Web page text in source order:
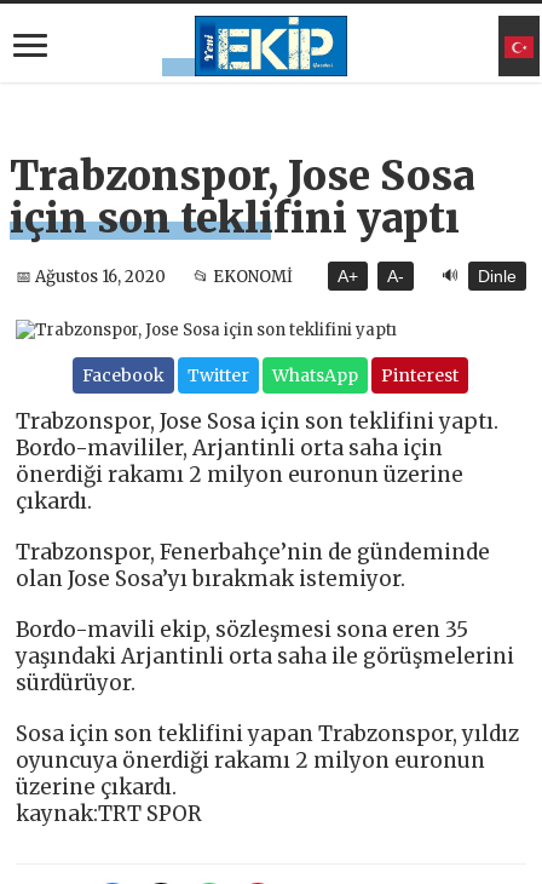
Trabzonspor, Jose Sosa
için son teklifini yaptı
📅 Ağustos 16, 2020 📂 EKONOMİ A+ A- 🔊 Dinle
Facebook Twitter WhatsApp Pinterest
Trabzonspor, Jose Sosa için son teklifini yaptı.
Bordo-mavililer, Arjantinli orta saha için
önerdiği rakamı 2 milyon euronun üzerine
çıkardı.
Trabzonspor, Fenerbahçe’nin de gündeminde
olan Jose Sosa’yı bırakmak istemiyor.
Bordo-mavili ekip, sözleşmesi sona eren 35
yaşındaki Arjantinli orta saha ile görüşmelerini
sürdürüyor.
Sosa için son teklifini yapan Trabzonspor, yıldız
oyuncuya önerdiği rakamı 2 milyon euronun
üzerine çıkardı.
kaynak:TRT SPOR